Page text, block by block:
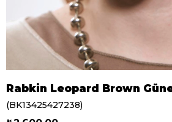
Rabkin Leopard Brown
(BK13425427238)